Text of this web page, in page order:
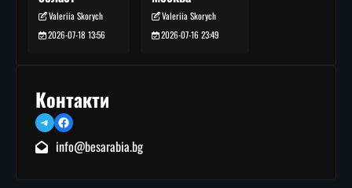
Valeriia Skorych
2026-07-18 13:56
Valeriia Skorych
2026-07-16 23:49
Контакти
TelegramFacebook
info@besarabia.bg